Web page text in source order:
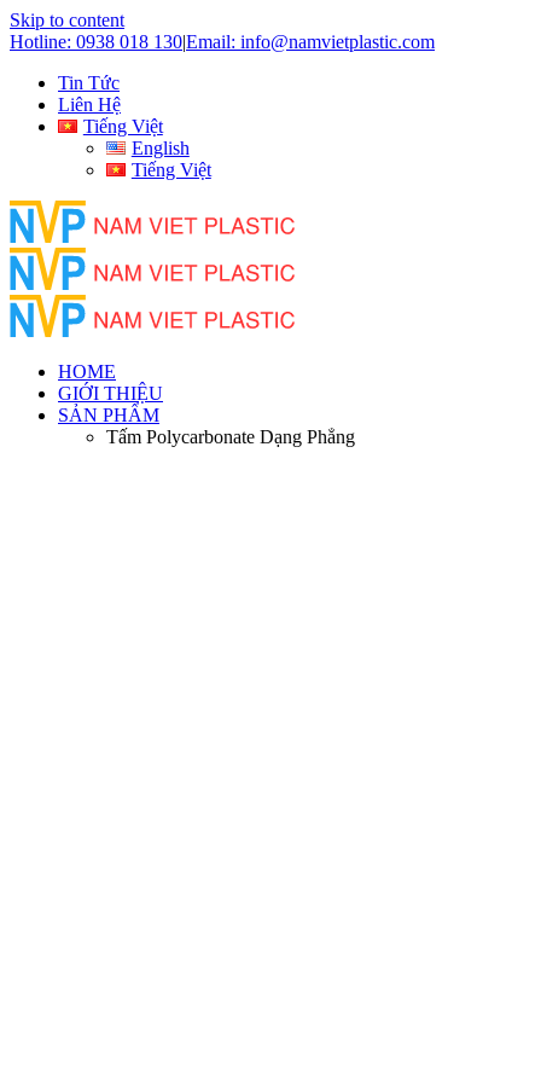
Skip to content
Hotline: 0938 018 130|Email: info@namvietplastic.com
Tin Tức
Liên Hệ
Tiếng Việt
English
Tiếng Việt
HOME
GIỚI THIỆU
SẢN PHẨM
Tấm Polycarbonate Dạng Phẳng